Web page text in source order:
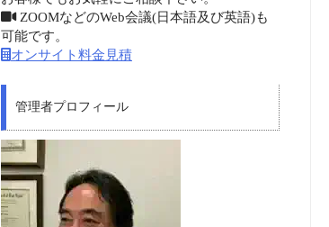
ZOOMなどのWeb会議(日本語及び英語)も
可能です。
オンサイト料金見積
管理者プロフィール